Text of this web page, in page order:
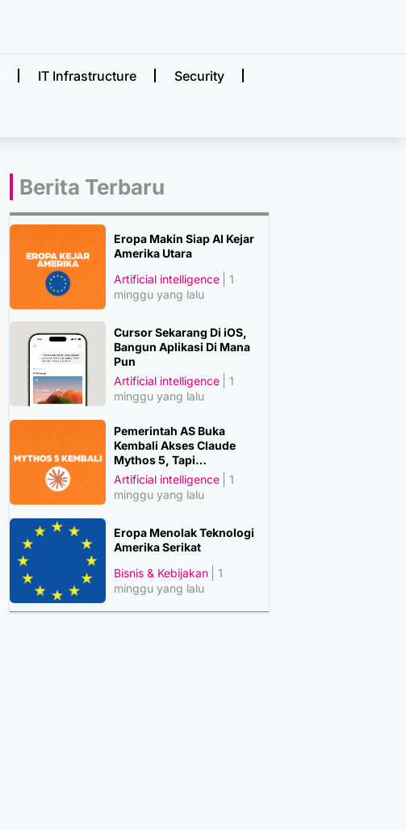
IT Infrastructure Security
Berita Terbaru
Eropa Makin Siap AI Kejar
Amerika Utara
Artificial intelligence
1
minggu yang lalu
Cursor Sekarang Di iOS,
Bangun Aplikasi Di Mana
Pun
Artificial intelligence
1
minggu yang lalu
Pemerintah AS Buka
Kembali Akses Claude
Mythos 5, Tapi…
Artificial intelligence
1
minggu yang lalu
Eropa Menolak Teknologi
Amerika Serikat
Bisnis & Kebijakan
1
minggu yang lalu